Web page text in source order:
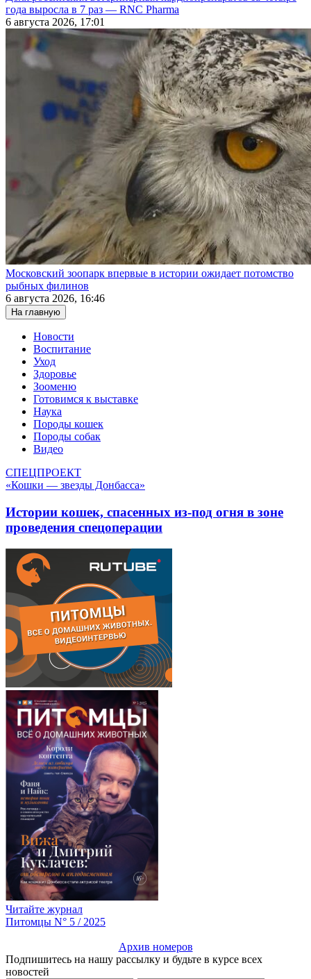
года выросла в 7 раз — RNC Pharma
6 августа 2026, 17:01
Московский зоопарк впервые в истории ожидает потомство
рыбных филинов
6 августа 2026, 16:46
На главную
Новости
Воспитание
Уход
Здоровье
Зооменю
Готовимся к выставке
Наука
Породы кошек
Породы собак
Видео
СПЕЦПРОЕКТ
«Кошки — звезды Донбасса»
Истории кошек, спасенных из-под огня в зоне
проведения спецоперации
Читайте журнал
Питомцы N° 5 / 2025
Архив номеров
Подпишитесь на нашу рассылку и будьте в курсе всех
новостей